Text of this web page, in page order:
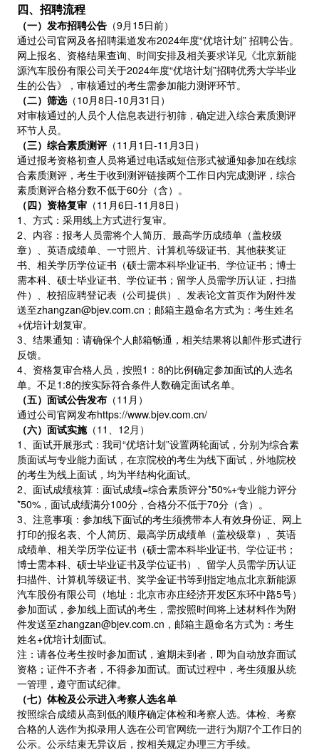
四、招聘流程
（一）发布招聘公告（9月15日前）
通过公司官网及各招聘渠道发布2024年度“优培计划” 招聘公告。
网上报名、资格结果查询、时间安排及相关要求详见《北京新能
源汽车股份有限公司关于2024年度“优培计划”招聘优秀大学毕业
生的公告》，审核通过的考生需参加能力测评环节。
（二）筛选（10月8日-10月31日）
对审核通过的人员个人信息表进行初筛，确定进入综合素质测评
环节人员。
（三）综合素质测评（11月1日-11月3日）
通过报考资格初查人员将通过电话或短信形式被通知参加在线综
合素质测评，考生于收到测评链接两个工作日内完成测评，综合
素质测评合格分数不低于60分（含）。
（四）资格复审（11月6日-11月8日）
1、方式：采用线上方式进行复审。
2、内容：报考人员需将个人简历、最高学历成绩单（盖校级
章）、英语成绩单、一寸照片、计算机等级证书、其他获奖证
书、相关学历学位证书（硕士需本科毕业证书、学位证书；博士
需本科、硕士毕业证书、学位证书；留学人员需学历认证，扫描
件）、校招应聘登记表（公司提供）、发表论文首页作为附件发
送至zhangzan@bjev.com.cn；邮箱主题命名方式为：考生姓名
+优培计划复审。
3、结果通知：请确保个人邮箱畅通，相关结果将以邮件形式进行
反馈。
4、资格复审合格人员，按照1：8的比例确定参加面试的人选名
单。不足1:8的按实际符合条件人数确定面试名单。
（五）面试公告发布（11月）
通过公司官网发布https://www.bjev.com.cn/
（六）面试实施（11、12月）
1、面试开展形式：我司“优培计划”设置两轮面试，分别为综合素
质面试与专业能力面试，在京院校的考生为线下面试，外地院校
的考生为线上面试，均为半结构化面试。
2、面试成绩核算：面试成绩=综合素质评分*50%+专业能力评分
*50%，面试成绩满分100分，合格分不低于70分（含）。
3、注意事项：参加线下面试的考生须携带本人有效身份证、网上
打印的报名表、个人简历、最高学历成绩单（盖校级章）、英语
成绩单、相关学历学位证书（硕士需本科毕业证书、学位证书；
博士需本科、硕士毕业证书及学位证书）、留学人员需学历认证
扫描件、计算机等级证书、奖学金证书等到指定地点北京新能源
汽车股份有限公司（地址：北京市亦庄经济开发区东环中路5号）
参加面试，参加线上面试的考生，需按照时间将上述材料作为附
件发送至zhangzan@bjev.com.cn，邮箱主题命名方式为：考生
姓名+优培计划面试。
注：请各位考生按时参加面试，逾期未到者，即为自动放弃面试
资格；证件不齐者，不得参加面试。面试过程中，考生须服从统
一管理，遵守面试纪律。
（七）体检及公示进入考察人选名单
按照综合成绩从高到低的顺序确定体检和考察人选。体检、考察
合格的人选作为拟录用人选在公司官网统一进行为期7个工作日的
公示。公示结束无异议后，按相关规定办理三方手续。